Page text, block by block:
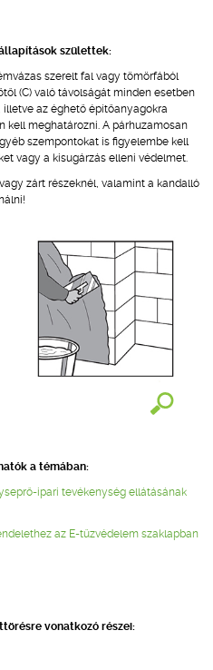
születtek:
szerelt fal vagy tömörfából
(C) való távolságát minden esetben
az éghető építőanyagokra
kell meghatározni. A párhuzamosan
szempontokat is figyelembe kell
vagy a kisugárzás elleni védelmet.
zárt részeknél, valamint a kandalló
a témában:
ipari tevékenység ellátásának
az E-tűzvédelem szaklapban
vonatkozó részei: